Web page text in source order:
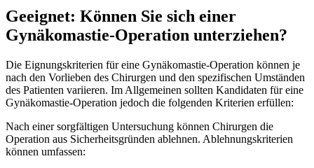
Geeignet: Können Sie sich einer
Gynäkomastie-Operation unterziehen?
Die Eignungskriterien für eine Gynäkomastie-Operation können je
nach den Vorlieben des Chirurgen und den spezifischen Umständen
des Patienten variieren. Im Allgemeinen sollten Kandidaten für eine
Gynäkomastie-Operation jedoch die folgenden Kriterien erfüllen:
Nach einer sorgfältigen Untersuchung können Chirurgen die
Operation aus Sicherheitsgründen ablehnen. Ablehnungskriterien
können umfassen: